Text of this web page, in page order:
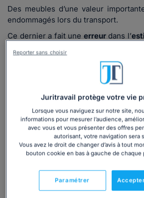
Des meubles d’une valeur
endommagés lors du transport.
Ce dernier a fait une erreurdans l’
Dans quelle mesure pouvez-
adresser vos réclamations en cas de
Le délai de recours contre le
relativement court, vous devez agir
Juritravail protège votre vie
Lorsque vous naviguez sur notre site,
informations pour mesurer l’audience,
avec vous et vous présenter des offres
autorisant, votre navigation sera
Vous avez le droit de changer d’avis à tout
bouton cookie en bas à gauche de chaque
Paramétrer
Reporter sans choisir